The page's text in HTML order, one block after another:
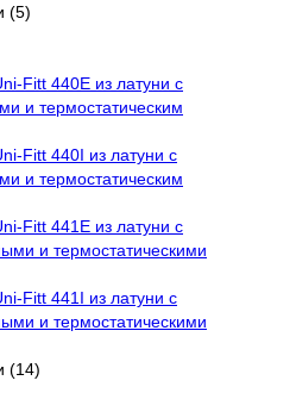
(5)
Fitt 440E из латуни с
и термостатическим
Fitt 440I из латуни с
и термостатическим
Fitt 441E из латуни с
и термостатическими
Fitt 441I из латуни с
и термостатическими
(14)